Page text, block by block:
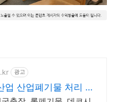
광고
업 산업폐기물 처리 전